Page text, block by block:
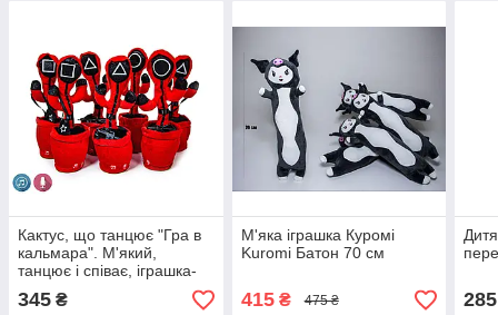
Кактус, що танцює "Гра в
кальмара". М'який,
танцює і співає, іграшка-
345 ₴
М'яка іграшка Куромі
Kuromi Батон 70 см
415₴ 475 ₴ 285